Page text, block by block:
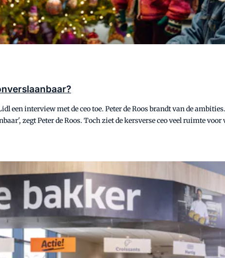
een interview met de ceo toe. Peter de Roos brandt van de
zegt Peter de Roos. Toch ziet de kersverse ceo veel ruimte voor